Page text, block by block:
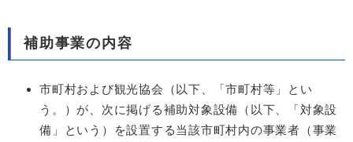
補助事業の内容
市町村および観光協会（以下、「市町村等」とい
う。）が、次に掲げる補助対象設備（以下、「対象設
備」という）を設置する当該市町村内の事業者（事業